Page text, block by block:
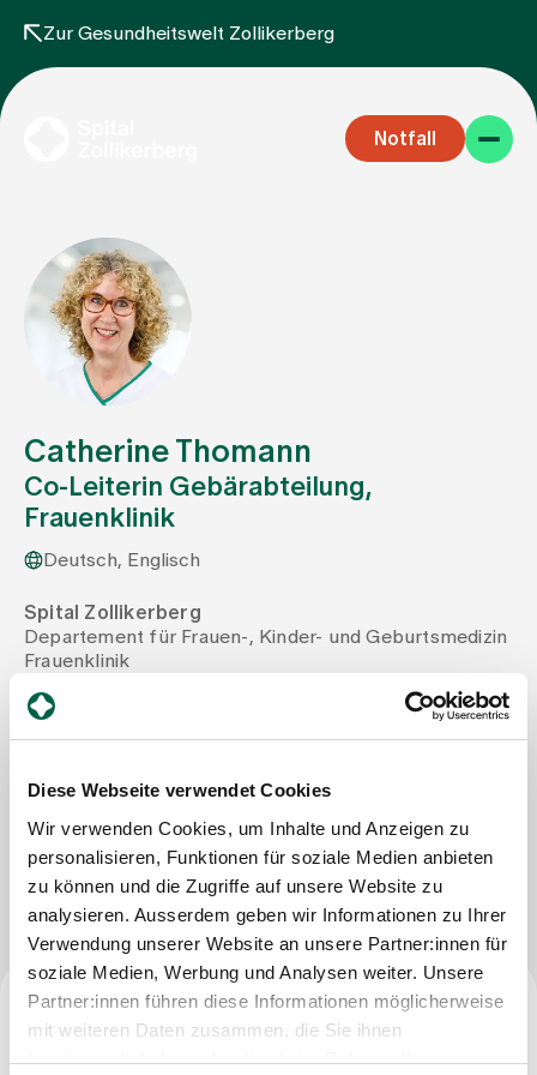
Diese Webseite verwendet Cookies
Wir verwenden Cookies, um Inhalte und Anzeigen zu
personalisieren, Funktionen für soziale Medien anbieten
zu können und die Zugriffe auf unsere Website zu
analysieren. Ausserdem geben wir Informationen zu Ihrer
Verwendung unserer Website an unsere Partner:innen für
soziale Medien, Werbung und Analysen weiter. Unsere
Partner:innen führen diese Informationen möglicherweise
mit weiteren Daten zusammen, die Sie ihnen
bereitgestellt haben oder die sie im Rahmen Ihrer
Zur Gesundheitswelt Zollikerberg
Notfall
Fachbereiche
Aufenthalt
Team
Zuweisende
Aktuelles
Jobs & Karriere
Kontakt
Babygalerie
Catherine Thomann
Co-Leiterin Gebärabteilung,
Frauenklinik
Deutsch, Englisch
Spital Zollikerberg
Departement für Frauen-, Kinder- und Geburtsmedizin
Frauenklinik
8125 Zollikerberg
Tel
+41 44 397 27 73
Nachricht schreiben
Beruf